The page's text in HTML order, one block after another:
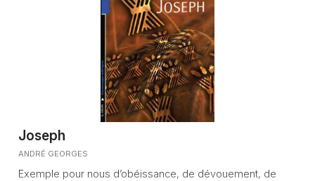
Joseph
ANDRÉ GEORGES
Exemple pour nous d’obéissance, de dévouement, de